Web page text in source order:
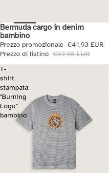
Saldi
Bermuda cargo in denim
bambino
Prezzo promozionale €41,93 EUR
Prezzo di listino €59,90 EUR
T-
shirt
stampata
"Burning
Logo"
bambino